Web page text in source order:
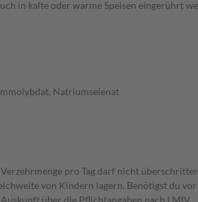
in kalte oder warme Speisen eingerührt
Natriumselenat
pro Tag darf nicht
von Kindern lagern. Benötigst du
über die Pflichtangaben nach LMIV.